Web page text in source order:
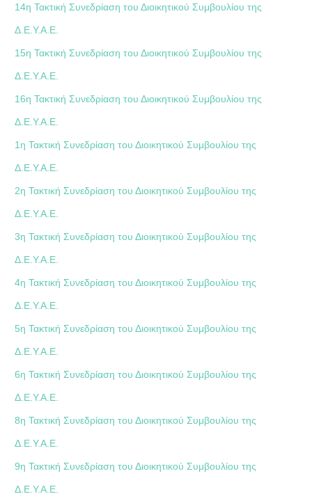
14η Τακτική Συνεδρίαση του Διοικητικού Συμβουλίου της
Δ.Ε.Υ.Α.Ε.
15η Τακτική Συνεδρίαση του Διοικητικού Συμβουλίου της
Δ.Ε.Υ.Α.Ε.
16η Τακτική Συνεδρίαση του Διοικητικού Συμβουλίου της
Δ.Ε.Υ.Α.Ε.
1η Τακτική Συνεδρίαση του Διοικητικού Συμβουλίου της
Δ.Ε.Υ.Α.Ε.
2η Τακτική Συνεδρίαση του Διοικητικού Συμβουλίου της
Δ.Ε.Υ.Α.Ε.
3η Τακτική Συνεδρίαση του Διοικητικού Συμβουλίου της
Δ.Ε.Υ.Α.Ε.
4η Τακτική Συνεδρίαση του Διοικητικού Συμβουλίου της
Δ.Ε.Υ.Α.Ε.
5η Τακτική Συνεδρίαση του Διοικητικού Συμβουλίου της
Δ.Ε.Υ.Α.Ε.
6η Τακτική Συνεδρίαση του Διοικητικού Συμβουλίου της
Δ.Ε.Υ.Α.Ε.
8η Τακτική Συνεδρίαση του Διοικητικού Συμβουλίου της
Δ.Ε.Υ.Α.Ε.
9η Τακτική Συνεδρίαση του Διοικητικού Συμβουλίου της
Δ.Ε.Υ.Α.Ε.